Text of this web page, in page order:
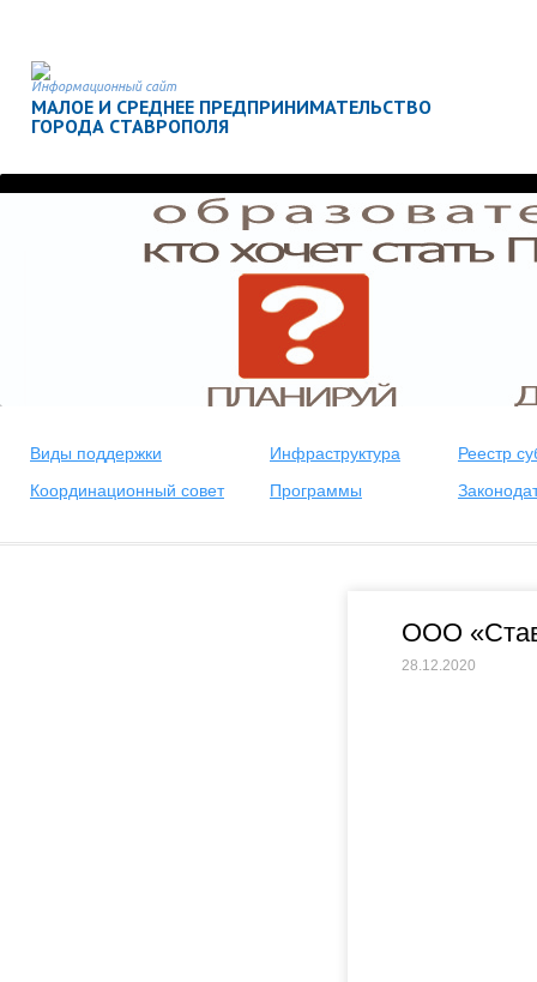
Информационный сайт
МАЛОЕ И СРЕДНЕЕ ПРЕДПРИНИМАТЕЛЬСТВО
ГОРОДА СТАВРОПОЛЯ
Виды поддержки Инфраструктура
Реестр
Координационный совет
Программы
ООО
28.12.2020